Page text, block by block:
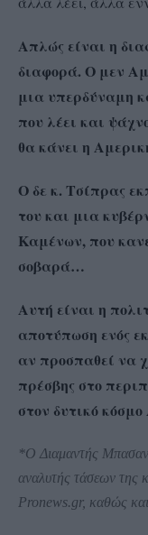
Απλώς είναι η
διαφορά. Ο μεν
μια υπερδύναμη
που λέει και
θα κάνει η
Ο δε κ. Τσίπρας
του και μια
Καμένων, που
σοβαρά…
Αυτή είναι η
αποτύπωση ενός
αν προσπαθεί να
πρέσβης στο
στον δυτικό
*Ο Διαμαντής
αναλυτής τάσεων της
Pronews.gr, καθώς και